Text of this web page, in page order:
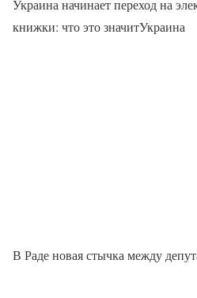
Украина начинает переход на
книжки: что это значитУкраина
В Раде новая стычка между